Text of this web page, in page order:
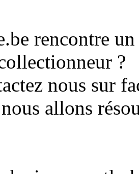
rencontre
?
nous sur
allons